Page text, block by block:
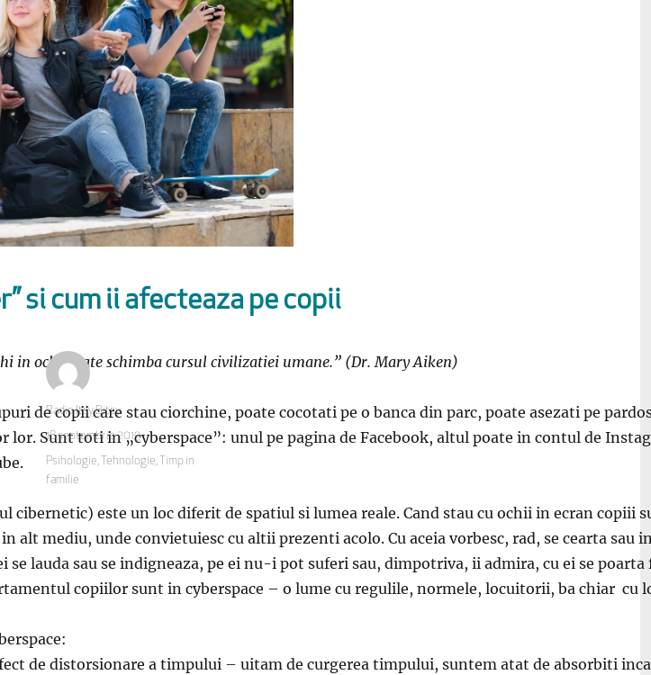
si cum ii afecteaza pe copii
in ochi poate schimba cursul civilizatiei umane.” (Dr. Mary Aiken)
de copii care stau ciorchine, poate cocotati pe o banca din parc, poate asezati pe
Sunt toti in „cyberspace”: unul pe pagina de Facebook, altul poate in contul de
cibernetic) este un loc diferit de spatiul si lumea reale. Cand stau cu ochii in ecran copiii
alt mediu, unde convietuiesc cu altii prezenti acolo. Cu aceia vorbesc, rad, se cearta sau
se lauda sau se indigneaza, pe ei nu-i pot suferi sau, dimpotriva, ii admira, cu ei se
copiilor sunt in cyberspace – o lume cu regulile, normele, locuitorii, ba chiar cu
de distorsionare a timpului – uitam de curgerea timpului, suntem atat de absorbiti
Autor
Radio Itsy Bitsy
Publicat
pe
18 septembrie 2019
Categorii
Psihologie, Tehnologie,
Timp in
familie